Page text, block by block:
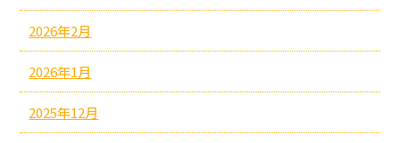
2026年2月
2026年1月
2025年12月